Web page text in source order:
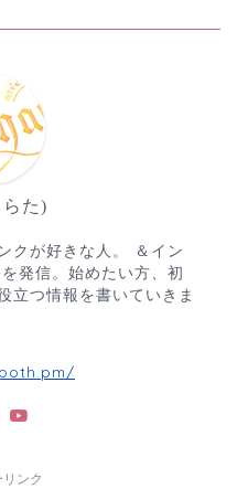
た)
クが好きな人。 ＆イン
発信。始めたい方、初
立つ情報を書いていきま
ンク